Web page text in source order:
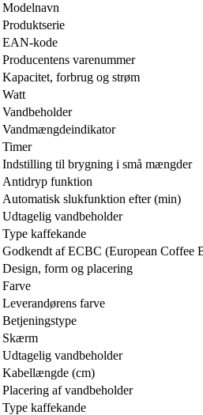
Modelnavn
Produktserie
EAN-kode
Producentens varenummer
Kapacitet, forbrug og strøm
Watt
Vandbeholder
Vandmængdeindikator
Timer
Indstilling til brygning i små mængder
Antidryp funktion
Automatisk slukfunktion efter (min)
Udtagelig vandbeholder
Type kaffekande
Godkendt af ECBC (European Coffee
Design, form og placering
Farve
Leverandørens farve
Betjeningstype
Skærm
Udtagelig vandbeholder
Kabellængde (cm)
Placering af vandbeholder
Type kaffekande